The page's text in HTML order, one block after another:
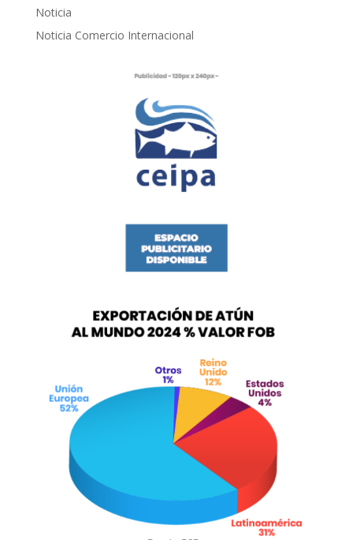
Noticia
Noticia Comercio Internacional